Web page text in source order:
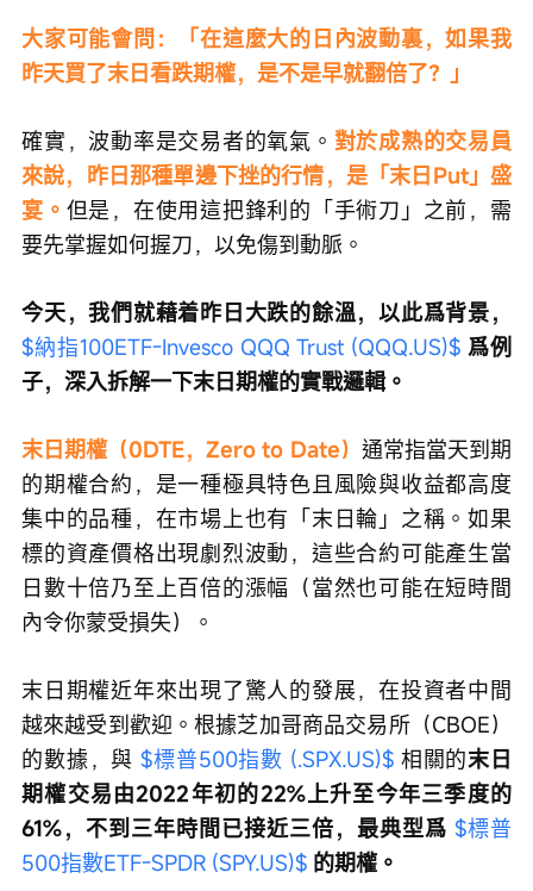
大家可能會問：「在這麼大的日內波動裏，如果我
昨天買了末日看跌期權，是不是早就翻倍了？」
確實，波動率是交易者的氧氣。 對於成熟的交易員
來說，昨日那種單邊下挫的行情，是「末日Put」盛
宴。 但是，在使用這把鋒利的「手術刀」之前，需
要先掌握如何握刀，以免傷到動脈。
今天，我們就藉着昨日大跌的餘溫，以此爲背景，
$納指100ETF-Invesco QQQ Trust (QQQ.US)$ 爲例
子，深入拆解一下末日期權的實戰邏輯。
末日期權（0DTE，Zero to Date） 通常指當天到期
的期權合約，是一種極具特色且風險與收益都高度
集中的品種，在市場上也有「末日輪」之稱。如果
標的資產價格出現劇烈波動，這些合約可能產生當
日數十倍乃至上百倍的漲幅（當然也可能在短時間
內令你蒙受損失）。
末日期權近年來出現了驚人的發展，在投資者中間
越來越受到歡迎。根據芝加哥商品交易所（CBOE）
的數據，與 $標普500指數 (.SPX.US)$ 相關的末日
期權交易由2022年初的22%上升至今年三季度的
61%，不到三年時間已接近三倍，最典型爲 $標普
500指數ETF-SPDR (SPY.US)$ 的期權。